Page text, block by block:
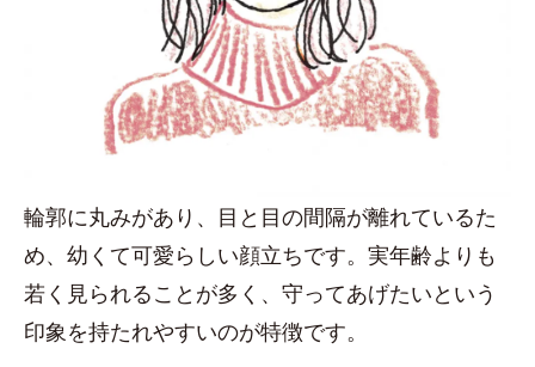
輪郭に丸みがあり、目と目の間隔が離れているた
め、幼くて可愛らしい顔立ちです。実年齢よりも
若く見られることが多く、守ってあげたいという
印象を持たれやすいのが特徴です。